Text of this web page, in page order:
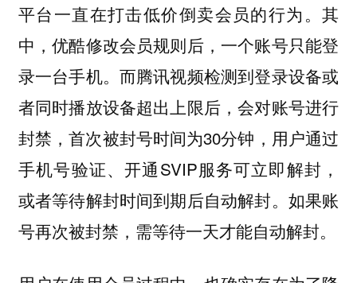
平台一直在打击低价倒卖会员的行为。其
中，优酷修改会员规则后，一个账号只能登
录一台手机。而腾讯视频检测到登录设备或
者同时播放设备超出上限后，会对账号进行
封禁，首次被封号时间为30分钟，用户通过
手机号验证、开通SVIP服务可立即解封，
或者等待解封时间到期后自动解封。如果账
号再次被封禁，需等待一天才能自动解封。